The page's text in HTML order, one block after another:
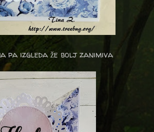
pa izgleda že bolj zanimiva